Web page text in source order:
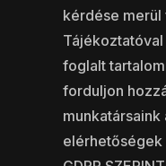
kérdése
foglalt
forduljon
elérhetőségek